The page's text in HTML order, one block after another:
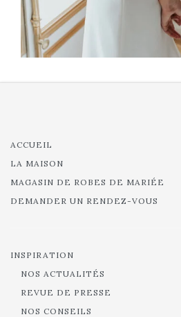
ACCUEIL
LA MAISON
MAGASIN DE ROBES DE MARIÉE
DEMANDER UN RENDEZ-VOUS
INSPIRATION
NOS ACTUALITÉS
REVUE DE PRESSE
NOS CONSEILS